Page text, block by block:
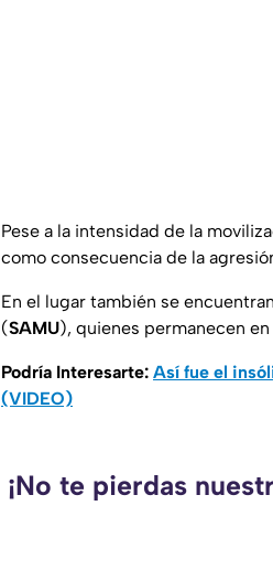
Pese a la intensidad de la
como consecuencia de la
En el lugar también se
(SAMU), quienes permanecen
Podría Interesarte: Así fue el
(VIDEO)
¡No te pierdas